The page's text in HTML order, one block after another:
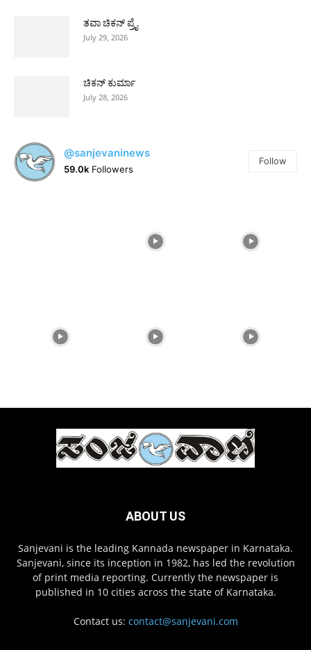
ತವಾ ಚಿಕನ್ ಪ್ರೈ
July 29, 2026
ಚಿಕನ್ ಕುರ್ಮಾ
July 28, 2026
@sanjevaninews
59.0k Followers
Follow
ABOUT US
Sanjevani is the leading Kannada newspaper in Karnataka.
Sanjevani, since its inception in 1982, has led the revolution
of print media reporting. Currently the newspaper is
published in 10 cities across the state of Karnataka.
Contact us: contact@sanjevani.com